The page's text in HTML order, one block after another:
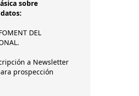
sobre
DEL
a Newsletter
prospección